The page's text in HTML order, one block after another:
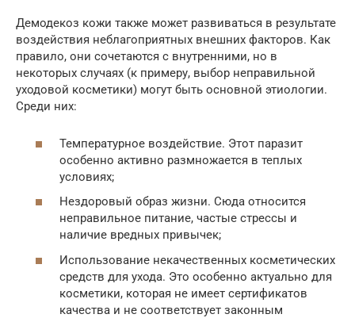
Демодекоз кожи также может развиваться в результате
воздействия неблагоприятных внешних факторов. Как
правило, они сочетаются с внутренними, но в
некоторых случаях (к примеру, выбор неправильной
уходовой косметики) могут быть основной этиологии.
Среди них:
Температурное воздействие. Этот паразит
особенно активно размножается в теплых
условиях;
Нездоровый образ жизни. Сюда относится
неправильное питание, частые стрессы и
наличие вредных привычек;
Использование некачественных косметических
средств для ухода. Это особенно актуально для
косметики, которая не имеет сертификатов
качества и не соответствует законным